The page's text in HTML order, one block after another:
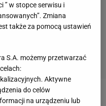
powrócił do tematu
” w stopce serwisu i
Zmiana
także za pomocą ustawień
S.A. możemy przetwarzać
Aktywne
do celów
na urządzeniu lub